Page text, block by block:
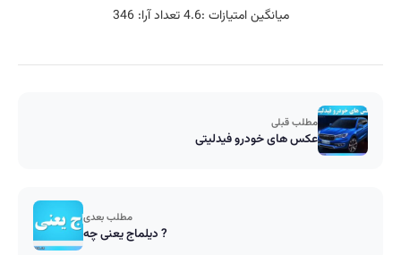
میانگین امتیازات :4.6تعداد آرا:346
مطلب قبلی
عکس های خودرو فیدلیتی
مطلب بعدی
دیلماج یعنی چه ?